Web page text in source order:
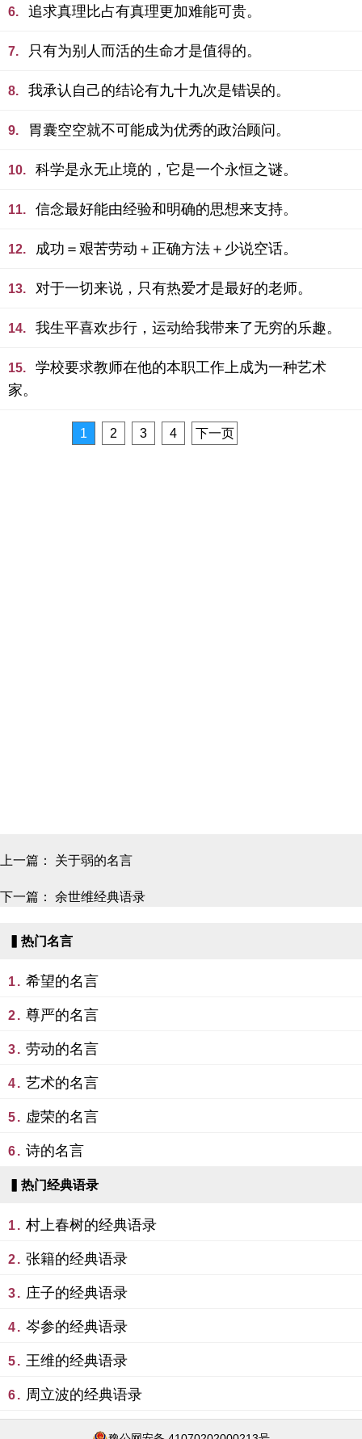
6. 追求真理比占有真理更加难能可贵。
7. 只有为别人而活的生命才是值得的。
8. 我承认自己的结论有九十九次是错误的。
9. 胃囊空空就不可能成为优秀的政治顾问。
10. 科学是永无止境的，它是一个永恒之谜。
11. 信念最好能由经验和明确的思想来支持。
12. 成功＝艰苦劳动＋正确方法＋少说空话。
13. 对于一切来说，只有热爱才是最好的老师。
14. 我生平喜欢步行，运动给我带来了无穷的乐趣。
15.
学校要求教师在他的本职工作上成为一种艺术
家。
1 2 3 4 下一页
上一篇： 关于弱的名言
下一篇： 余世维经典语录
▍热门名言
1. 希望的名言
2. 尊严的名言
3. 劳动的名言
4. 艺术的名言
5. 虚荣的名言
6. 诗的名言
▍热门经典语录
1. 村上春树的经典语录
2. 张籍的经典语录
3. 庄子的经典语录
4. 岑参的经典语录
5. 王维的经典语录
6. 周立波的经典语录